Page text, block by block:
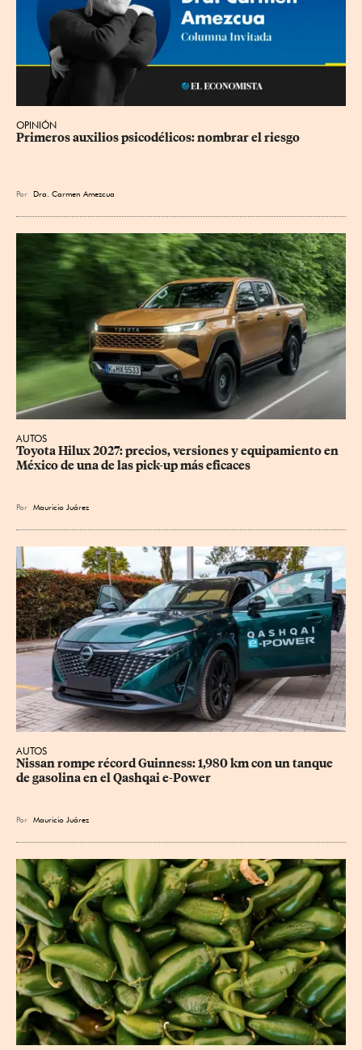
OPINIÓN
Primeros auxilios psicodélicos: nombrar el riesgo
Por Dra. Carmen Amezcua
AUTOS
Toyota Hilux 2027: precios, versiones y equipamiento en
México de una de las pick-up más eficaces
Por Mauricio Juárez
AUTOS
Nissan rompe récord Guinness: 1,980 km con un tanque
de gasolina en el Qashqai e-Power
Por Mauricio Juárez